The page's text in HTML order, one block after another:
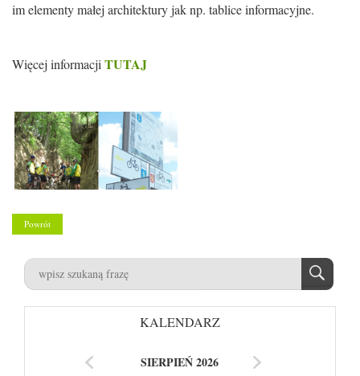
im elementy małej architektury jak np. tablice informacyjne.
Więcej informacji TUTAJ
Powrót
KALENDARZ
SIERPIEŃ 2026